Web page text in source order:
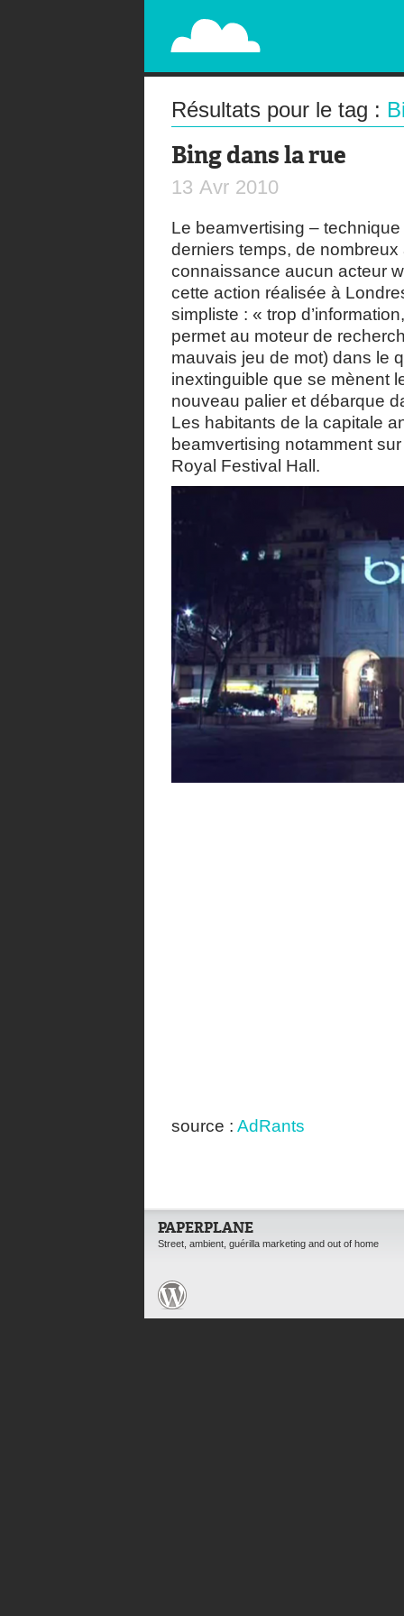
PAPERPLANE
STREET, AMBIENT, GUÉRILLA MARKETING
Résultats pour le tag :
Bing dans la rue
13 Avr 2010
Le beamvertising –
derniers temps, de
connaissance aucun acteur
cette action réalisée à
simpliste : « trop
permet au moteur de
mauvais jeu de mot) dans le
inextinguible que se mènent
nouveau palier et débarque
Les habitants de la capitale
beamvertising notamment
Royal Festival Hall.
source : AdRants
PAPERPLANE
Street, ambient, guérilla marketing and out of home